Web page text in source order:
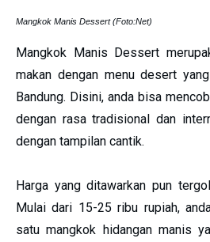
Mangkok Manis Dessert (Foto:Net)
Mangkok Manis Dessert
makan dengan menu desert
Bandung. Disini, anda bisa
dengan rasa tradisional dan
dengan tampilan cantik.
Harga yang ditawarkan pun
Mulai dari 15-25 ribu rupiah,
satu mangkok hidangan manis